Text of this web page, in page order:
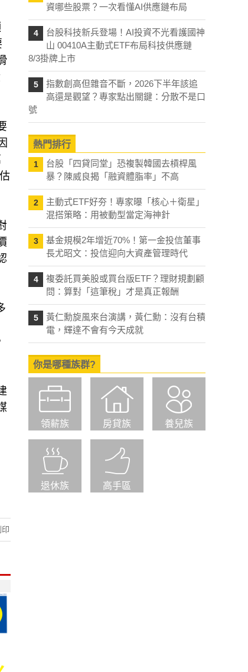
印
資哪些股票？一次看懂AI供應鏈布局
4
台股科技新兵登場！AI投資不光看護國神
山 00410A主動式ETF布局科技供應鏈
8/3掛牌上市
5
指數創高但雜音不斷，2026下半年該追
高還是觀望？專家點出關鍵：分散不是口
號
熱門排行
1
台股「四貸同堂」恐複製韓國去槓桿風
暴？陳威良揭「融資體脂率」不高
2
主動式ETF好夯！專家曝「核心＋衛星」
混搭策略：用被動型當定海神針
3
基金規模2年增近70%！第一金投信董事
長尤昭文：投信迎向大資產管理時代
4
複委託買美股或買台版ETF？理財規劃顧
問：算對「這筆稅」才是真正報酬
5
黃仁勳旋風來台演講，黃仁勳：沒有台積
電，輝達不會有今天成就
你是哪種族群?
領薪族 房貸族 養兒族
退休族 高手區